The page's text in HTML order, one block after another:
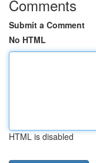
Comments
Submit a Comment
No HTML
HTML is disabled